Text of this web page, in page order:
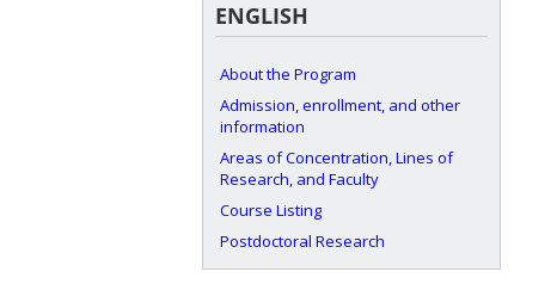
ENGLISH
About the Program
Admission, enrollment, and other
information
Areas of Concentration, Lines of
Research, and Faculty
Course Listing
Postdoctoral Research